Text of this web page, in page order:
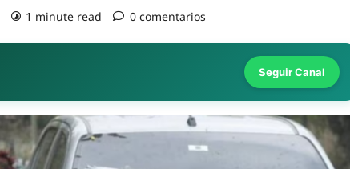
1 minute read 0 comentarios
Seguir Canal